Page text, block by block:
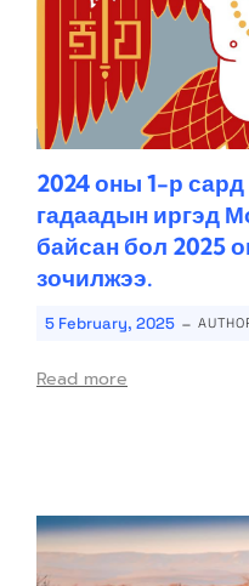
2024 оны 1-р сард
гадаадын иргэд
байсан бол 2025
зочилжээ.
5 February, 2025 -
Read more